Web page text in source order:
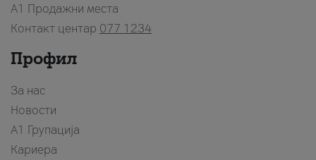
A1 Продажни места
Контакт центар 077 1234
Профил
За нас
Новости
А1 Групација
Кариера